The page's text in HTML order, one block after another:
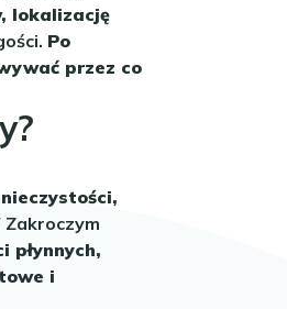
lokalizację
Po
przez co
Zakroczym
płynnych,
i